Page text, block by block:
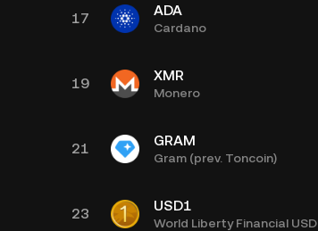
17 ADA
Cardano
19 XMR
Monero
21 GRAM
Gram (prev. Toncoin)
23 USD1
World Liberty Financial USD